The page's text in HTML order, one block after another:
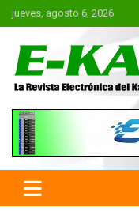
Saltar
al
jueves, agosto 6, 2026
E-
Argentina